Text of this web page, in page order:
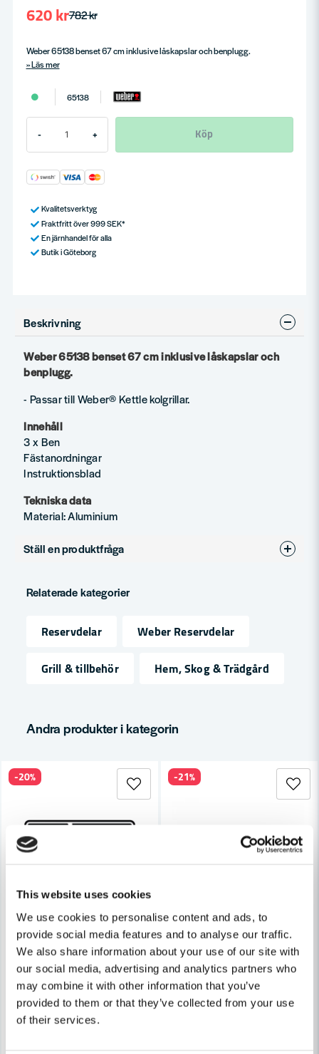
This website uses cookies
We use cookies to personalise content and ads, to
provide social media features and to analyse our traffic.
We also share information about your use of our site with
our social media, advertising and analytics partners who
may combine it with other information that you’ve
provided to them or that they’ve collected from your use
of their services.
782 kr
620 kr
Weber 65138 benset 67 cm inklusive låskapslar och benplugg.
Läs mer
65138
- + Köp
Kvalitetsverktyg
Fraktfritt över 999 SEK*
En järnhandel för alla
Butik i Göteborg
Beskrivning
Weber 65138 benset 67 cm inklusive låskapslar och
benplugg.
- Passar till Weber® Kettle kolgrillar.
Innehåll
3 x Ben
Fästanordningar
Instruktionsblad
Tekniska data
Material: Aluminium
Ställ en produktfråga
Fråga oss något om denna produkten...
Namn
Ja, ni får publicera min fråga
Skicka fråga
Relaterade kategorier
Reservdelar
Weber Reservdelar
Grill & tillbehör
Hem, Skog & Trädgård
Andra produkter i kategorin
WEBER RESERVDELAR
Weber 66543 Sprint & Hårnål Q-lock
60 kr
48 kr
Leveranstid ifrån leverantör ca
10-15 arbetsdagar
-20%
WEBER RESERVDELAR
Weber 69823 Ring Till
159 kr
126 kr
-21%